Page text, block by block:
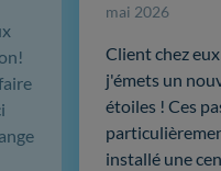
mai 2026
Client chez
j'émets un
étoiles ! Ces
installé une